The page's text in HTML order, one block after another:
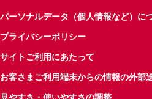
パーソナルデータ（個人情報など）に
プライバシーポリシー
サイトご利用にあたって
お客さまご利用端末からの情報の外部